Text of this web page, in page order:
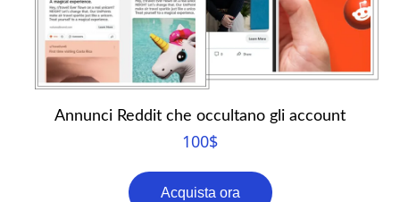
Annunci Reddit che occultano gli account
100$
Acquista ora